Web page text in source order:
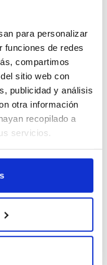
para personalizar
funciones de redes
compartimos
sitio web con
publicidad y análisis
otra información
recopilado a
servicios.
Recursos 3D
compraron